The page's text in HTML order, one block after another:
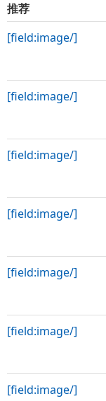
推荐
[field:image/]
[field:image/]
[field:image/]
[field:image/]
[field:image/]
[field:image/]
[field:image/]